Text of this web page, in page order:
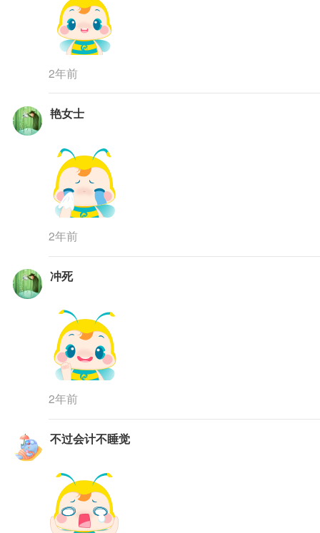
2年前
艳女士
2年前
冲死
2年前
不过会计不睡觉